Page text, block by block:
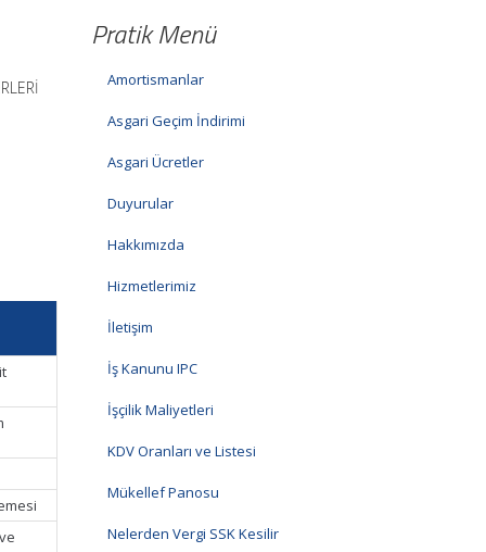
Pratik Menü
Amortismanlar
Asgari Geçim İndirimi
Asgari Ücretler
Duyurular
Hakkımızda
Hizmetlerimiz
İletişim
İş Kanunu IPC
İşçilik Maliyetleri
KDV Oranları ve Listesi
Mükellef Panosu
Nelerden Vergi SSK Kesilir